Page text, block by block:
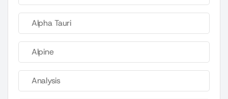
Alpha Tauri
Alpine
Analysis